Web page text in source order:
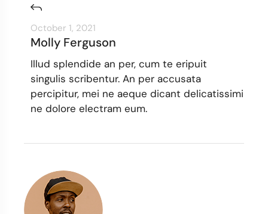
October 1, 2021
Molly Ferguson
Illud splendide an per, cum te eripuit
singulis scribentur. An per accusata
percipitur, mei ne aeque dicant delicatissimi
ne dolore electram eum.